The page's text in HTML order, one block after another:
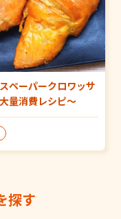
ペーパークロワッサ
量消費レシピ～
探す